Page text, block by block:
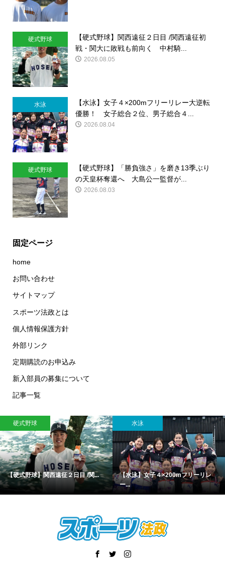
硬式野球
【硬式野球】関西遠征２日目 /関西遠征初
戦・関大に敗戦も前向く 中村騎...
2026.08.05
水泳
【水泳】女子４×200mフリーリレー大逆転
優勝！ 女子総合２位、男子総合４...
2026.08.04
硬式野球
【硬式野球】「勝負強さ」を磨き13季ぶり
の天皇杯奪還へ 大島公一監督が...
2026.08.03
固定ページ
home
お問い合わせ
サイトマップ
スポーツ法政とは
個人情報保護方針
外部リンク
定期購読のお申込み
新入部員の募集について
記事一覧
硬式野球
【硬式野球】関西遠征２日目 /関...
水泳
【水泳】女子４×200mフリーリレ
ー...